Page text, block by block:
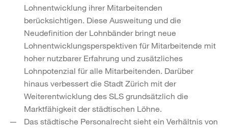
Lohnentwicklung ihrer Mitarbeitenden
berücksichtigen. Diese Ausweitung und die
Neudefinition der Lohnbänder bringt neue
Lohnentwicklungsperspektiven für Mitarbeitende mit
hoher nutzbarer Erfahrung und zusätzliches
Lohnpotenzial für alle Mitarbeitenden. Darüber
hinaus verbessert die Stadt Zürich mit der
Weiterentwicklung des SLS grundsätzlich die
Marktfähigkeit der städtischen Löhne.
Das städtische Personalrecht sieht ein Verhältnis von